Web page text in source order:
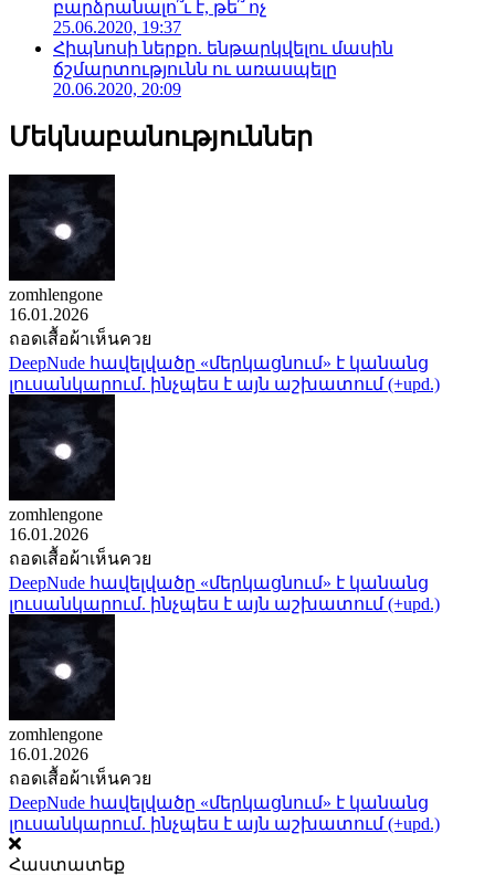
բարձրանալո՞ւ է, թե՞ ոչ
25.06.2020, 19:37
Հիպնոսի ներքո. ենթարկվելու մասին
ճշմարտությունն ու առասպելը
20.06.2020, 20:09
Մեկնաբանություններ
zomhlengone
16.01.2026
ถอดเสื้อผ้าเห็นควย
DeepNude հավելվածը «մերկացնում» է կանանց
լուսանկարում. ինչպես է այն աշխատում (+upd.)
zomhlengone
16.01.2026
ถอดเสื้อผ้าเห็นควย
DeepNude հավելվածը «մերկացնում» է կանանց
լուսանկարում. ինչպես է այն աշխատում (+upd.)
zomhlengone
16.01.2026
ถอดเสื้อผ้าเห็นควย
DeepNude հավելվածը «մերկացնում» է կանանց
լուսանկարում. ինչպես է այն աշխատում (+upd.)
Հաստատեք